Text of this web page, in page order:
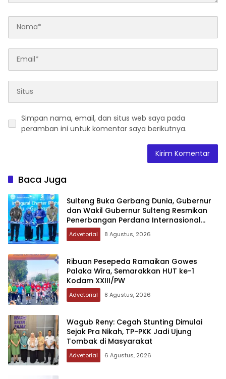
Simpan nama, email, dan situs web saya pada
peramban ini untuk komentar saya berikutnya.
Baca Juga
Sulteng Buka Gerbang Dunia, Gubernur
dan Wakil Gubernur Sulteng Resmikan
Penerbangan Perdana Internasional
Palu-Guangzhou
Advetorial 8 Agustus, 2026
Ribuan Pesepeda Ramaikan Gowes
Palaka Wira, Semarakkan HUT ke-1
Kodam XXIII/PW
Advetorial 8 Agustus, 2026
Wagub Reny: Cegah Stunting Dimulai
Sejak Pra Nikah, TP-PKK Jadi Ujung
Tombak di Masyarakat
Advetorial 6 Agustus, 2026